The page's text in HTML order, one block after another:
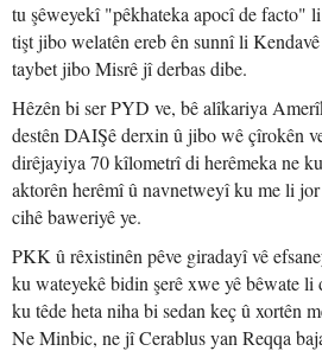
tu şêweyekî "pêkhateka apocî de facto"
tişt jibo welatên ereb ên sunnî li
taybet jibo Misrê jî derbas dibe.
Hêzên bi ser PYD ve, bê alîkariya
destên DAIŞê derxin û jibo wê çîrokên
dirêjayiya 70 kîlometrî di herêmeka ne
aktorên herêmî û navnetweyî ku me li
cihê baweriyê ye.
PKK û rêxistinên pêve giradayî vê
ku wateyekê bidin şerê xwe yê bêwate
ku têde heta niha bi sedan keç û xortên
Ne Minbic, ne jî Cerablus yan Reqqa